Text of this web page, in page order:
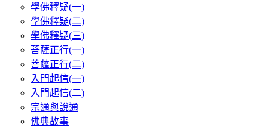
學佛釋疑(一)
學佛釋疑(二)
學佛釋疑(三)
菩薩正行(一)
菩薩正行(二)
入門起信(一)
入門起信(二)
宗通與說通
佛典故事